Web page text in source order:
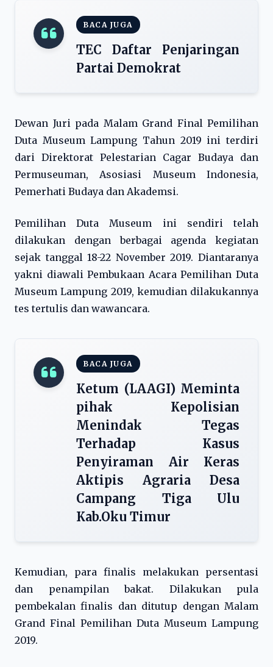
BACA JUGA
TEC Daftar Penjaringan
Partai Demokrat
Dewan Juri pada Malam Grand Final Pemilihan
Duta Museum Lampung Tahun 2019 ini terdiri
dari Direktorat Pelestarian Cagar Budaya dan
Permuseuman, Asosiasi Museum Indonesia,
Pemerhati Budaya dan Akademsi.
Pemilihan Duta Museum ini sendiri telah
dilakukan dengan berbagai agenda kegiatan
sejak tanggal 18-22 November 2019. Diantaranya
yakni diawali Pembukaan Acara Pemilihan Duta
Museum Lampung 2019, kemudian dilakukannya
tes tertulis dan wawancara.
BACA JUGA
Ketum (LAAGI) Meminta
pihak Kepolisian
Menindak Tegas
Terhadap Kasus
Penyiraman Air Keras
Aktipis Agraria Desa
Campang Tiga Ulu
Kab.Oku Timur
Kemudian, para finalis melakukan persentasi
dan penampilan bakat. Dilakukan pula
pembekalan finalis dan ditutup dengan Malam
Grand Final Pemilihan Duta Museum Lampung
2019.